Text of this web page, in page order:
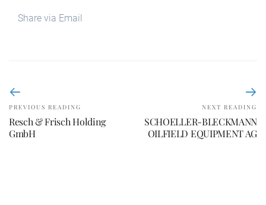
Share via Email
PREVIOUS READING
Resch & Frisch Holding
GmbH
NEXT READING
SCHOELLER-BLECKMANN
OILFIELD EQUIPMENT AG